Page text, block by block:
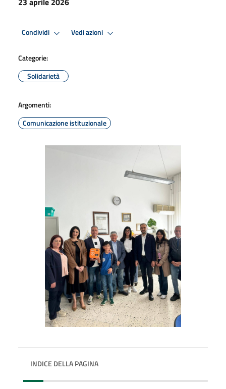
Condividi Vedi azioni
Categorie:
Solidarietà
Argomenti:
Comunicazione istituzionale
INDICE DELLA PAGINA